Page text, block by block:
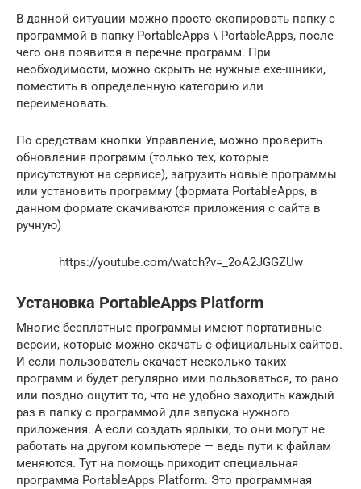
В данной ситуации можно просто скопировать папку с
программой в папку PortableApps \ PortableApps, после
чего она появится в перечне программ. При
необходимости, можно скрыть не нужные exe-шники,
поместить в определенную категорию или
переименовать.
По средствам кнопки Управление, можно проверить
обновления программ (только тех, которые
присутствуют на сервисе), загрузить новые программы
или установить программу (формата PortableApps, в
данном формате скачиваются приложения с сайта в
ручную)
https://youtube.com/watch?v=_2oA2JGGZUw
Установка PortableApps Platform
Многие бесплатные программы имеют портативные
версии, которые можно скачать с официальных сайтов.
И если пользователь скачает несколько таких
программ и будет регулярно ими пользоваться, то рано
или поздно ощутит то, что не удобно заходить каждый
раз в папку с программой для запуска нужного
приложения. А если создать ярлыки, то они могут не
работать на другом компьютере — ведь пути к файлам
меняются. Тут на помощь приходит специальная
программа PortableApps Platform. Это программная